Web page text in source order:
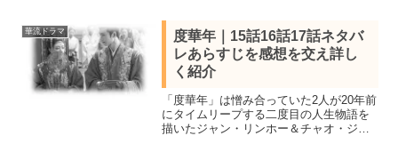
陰謀や権力闘争に巻き込まれながら成長
していく人間ドラマ
華流ドラマ
度華年｜15話16話17話ネタバ
レあらすじを感想を交え詳し
く紹介
「度華年」は憎み合っていた2人が20年前
にタイムリープする二度目の人生物語を
描いたジャン・リンホー＆チャオ・ジン